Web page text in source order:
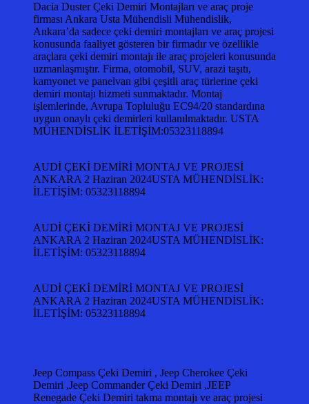
Dacia Duster Çeki Demiri Montajları ve araç proje
firması Ankara Usta Mühendisli Mühendislik,
Ankara’da sadece çeki demiri montajları ve araç projesi
konusunda faaliyet gösteren bir firmadır ve özellikle
araçlara çeki demiri montajı ile araç projeleri konusunda
uzmanlaşmıştır. Firma, otomobil, SUV, arazi taşıtı,
kamyonet ve panelvan gibi çeşitli araç türlerine çeki
demiri montajı hizmeti sunmaktadır. Montaj
işlemlerinde, Avrupa Topluluğu EC94/20 standardına
uygun onaylı çeki demirleri kullanılmaktadır. USTA
MÜHENDİSLİK İLETİŞİM:05323118894
AUDİ ÇEKİ DEMİRİ MONTAJ VE PROJESİ
ANKARA 2 Haziran 2024USTA MÜHENDİSLİK:
İLETİŞİM: 05323118894
AUDİ ÇEKİ DEMİRİ MONTAJ VE PROJESİ
ANKARA 2 Haziran 2024USTA MÜHENDİSLİK:
İLETİŞİM: 05323118894
AUDİ ÇEKİ DEMİRİ MONTAJ VE PROJESİ
ANKARA 2 Haziran 2024USTA MÜHENDİSLİK:
İLETİŞİM: 05323118894
Jeep Compass Çeki Demiri , Jeep Cherokee Çeki
Demiri ,Jeep Commander Çeki Demiri ,JEEP
Renegade Çeki Demiri takma montajı ve araç projesi